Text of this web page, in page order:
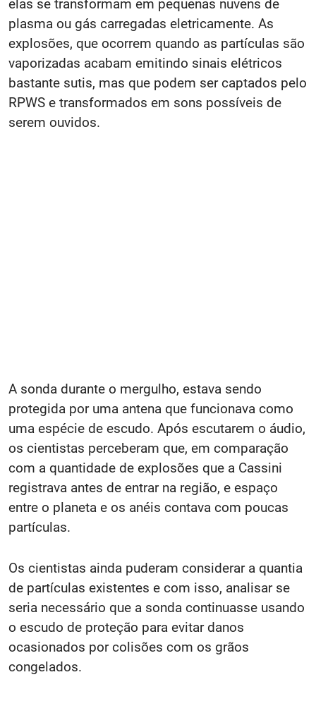
elas se transformam em pequenas nuvens de
plasma ou gás carregadas eletricamente. As
explosões, que ocorrem quando as partículas são
vaporizadas acabam emitindo sinais elétricos
bastante sutis, mas que podem ser captados pelo
RPWS e transformados em sons possíveis de
serem ouvidos.
A sonda durante o mergulho, estava sendo
protegida por uma antena que funcionava como
uma espécie de escudo. Após escutarem o áudio,
os cientistas perceberam que, em comparação
com a quantidade de explosões que a Cassini
registrava antes de entrar na região, e espaço
entre o planeta e os anéis contava com poucas
partículas.
Os cientistas ainda puderam considerar a quantia
de partículas existentes e com isso, analisar se
seria necessário que a sonda continuasse usando
o escudo de proteção para evitar danos
ocasionados por colisões com os grãos
congelados.